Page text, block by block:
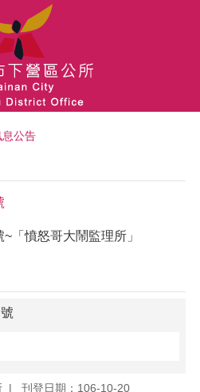
息公告
「憤怒哥大鬧監理所」
刊登日期：106-10-20